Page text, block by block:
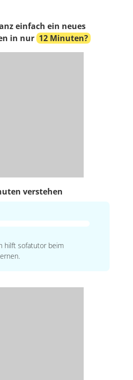
einfach ein neues
in nur 12 Minuten?
verstehen
hilft sofatutor beim